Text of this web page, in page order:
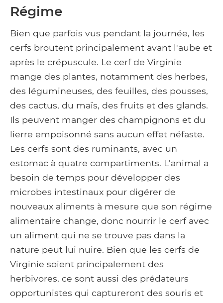
Régime
Bien que parfois vus pendant la journée, les
cerfs broutent principalement avant l'aube et
après le crépuscule. Le cerf de Virginie
mange des plantes, notamment des herbes,
des légumineuses, des feuilles, des pousses,
des cactus, du maïs, des fruits et des glands.
Ils peuvent manger des champignons et du
lierre empoisonné sans aucun effet néfaste.
Les cerfs sont des ruminants, avec un
estomac à quatre compartiments. L'animal a
besoin de temps pour développer des
microbes intestinaux pour digérer de
nouveaux aliments à mesure que son régime
alimentaire change, donc nourrir le cerf avec
un aliment qui ne se trouve pas dans la
nature peut lui nuire. Bien que les cerfs de
Virginie soient principalement des
herbivores, ce sont aussi des prédateurs
opportunistes qui captureront des souris et